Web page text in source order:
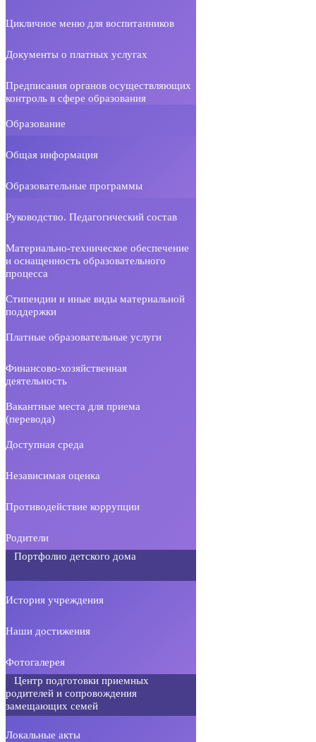
Цикличное меню для воспитанников
Документы о платных услугах
Предписания органов осуществляющих
контроль в сфере образования
Образование
Общая информация
Образовательные программы
Руководство. Педагогический состав
Материально-техническое обеспечение
и оснащенность образовательного
процесса
Стипендии и иные виды материальной
поддержки
Платные образовательные услуги
Финансово-хозяйственная
деятельность
Вакантные места для приема
(перевода)
Доступная среда
Независимая оценка
Противодействие коррупции
Родители
Портфолио детского дома
История учреждения
Наши достижения
Фотогалерея
Центр подготовки приемных
родителей и сопровождения
замещающих семей
Локальные акты